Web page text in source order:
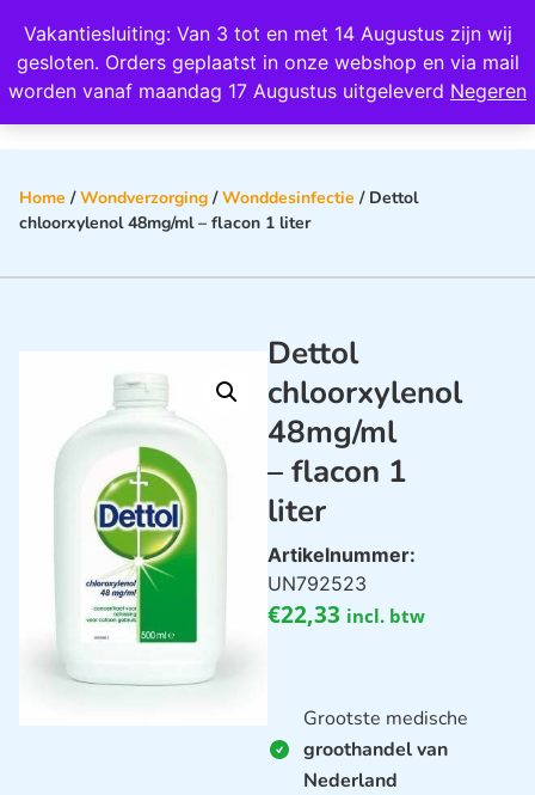
Vakantiesluiting: Van 3 tot en met 14 Augustus zijn wij
gesloten. Orders geplaatst in onze webshop en via mail
worden vanaf maandag 17 Augustus uitgeleverd Negeren
Wij scoren een 4,8 op Google
Home /Wondverzorging /Wonddesinfectie / Dettol
chloorxylenol 48mg/ml – flacon 1 liter
Dettol
chloorxylenol
48mg/ml
– flacon 1
liter
Artikelnummer:
UN792523
€22,33 incl. btw
Grootste medische
groothandel van
Nederland